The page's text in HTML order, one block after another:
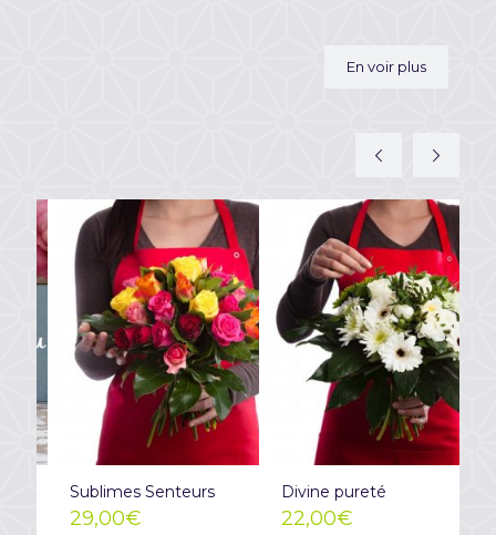
En voir plus
Sublimes Senteurs
29,00€
Divine pureté
22,00€